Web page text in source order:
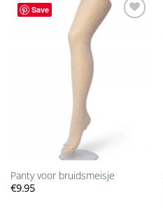
Save
Panty voor bruidsmeisje
€9.95